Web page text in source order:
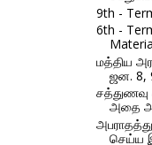
9th -
6th -
மத்திய
ஜன. 8,
அதை
செய்ய